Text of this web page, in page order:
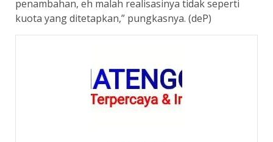
penambahan, eh malah realisasinya tidak seperti
kuota yang ditetapkan,” pungkasnya. (deP)